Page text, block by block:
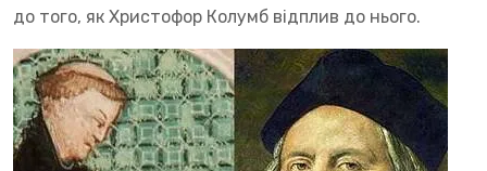
до того, як Христофор Колумб відплив до нього.